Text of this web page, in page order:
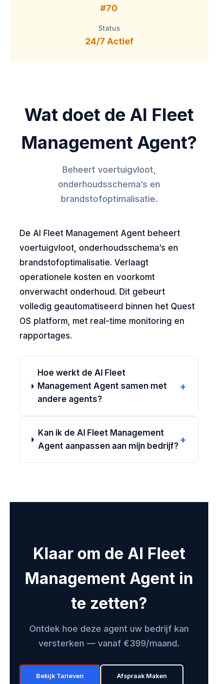
#70
Status
24/7 Actief
Wat doet de AI Fleet
Management Agent?
Beheert voertuigvloot,
onderhoudsschema’s en
brandstofoptimalisatie.
De AI Fleet Management Agent beheert
voertuigvloot, onderhoudsschema’s en
brandstofoptimalisatie. Verlaagt
operationele kosten en voorkomt
onverwacht onderhoud. Dit gebeurt
volledig geautomatiseerd binnen het Quest
OS platform, met real-time monitoring en
rapportages.
Hoe werkt de AI Fleet
Management Agent samen met
andere agents?
+
Kan ik de AI Fleet Management
Agent aanpassen aan mijn bedrijf?
+
Klaar om de AI Fleet
Management Agent in
te zetten?
Ontdek hoe deze agent uw bedrijf kan
versterken — vanaf €399/maand.
Bekijk Tarieven Afspraak Maken